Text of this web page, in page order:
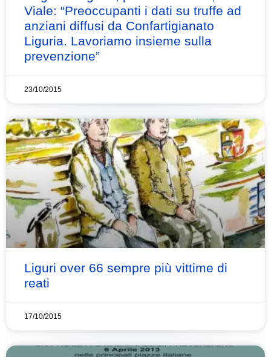
Viale: “Preoccupanti i dati su truffe ad
anziani diffusi da Confartigianato
Liguria. Lavoriamo insieme sulla
prevenzione”
23/10/2015
Liguri over 66 sempre più vittime di
reati
17/10/2015